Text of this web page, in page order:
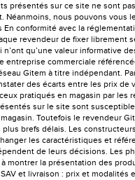
présentés sur ce site ne sont
Néanmoins, nous pouvons vous
En conformité avec la
revendeur de fixer librement
qu’une valeur informative
entreprise commerciale
Gitem à titre indépendant.
des écarts entre les prix de
pratiqués en magasin par les
sur le site sont
Toutefois le revendeur
plus brefs délais. Les
les caractéristiques et
de leurs décisions. Les
montrer la présentation des
et livraison : prix et modalités